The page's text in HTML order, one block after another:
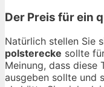
Der Preis für ein
Natürlich stellen Sie
polsterecke sollte
Meinung, dass diese
ausgeben sollte und